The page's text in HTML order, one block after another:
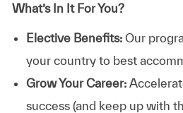
What’s In It For You?
Elective Benefits:Our
your country to best
Grow Your Career:
success (and keep up with